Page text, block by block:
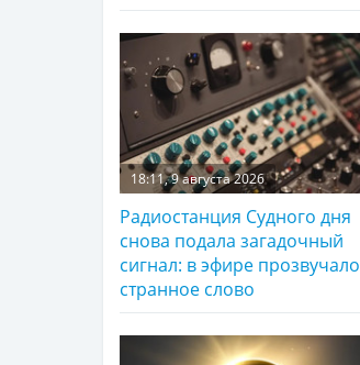
18:11, 9 августа 2026
Радиостанция Судного дня
снова подала загадочный
сигнал: в эфире прозвучало
странное слово